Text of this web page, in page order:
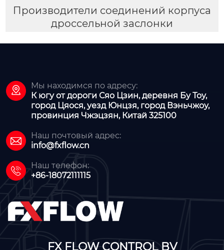
Производители соединений корпуса
дроссельной заслонки

Мы находимся по адресу:
К югу от дороги Сяо Цзин, деревня Бу Тоу,
город Цяося, уезд Юнцзя, город Вэньчжоу,
провинция Чжэцзян, Китай 325100

Наш почтовый адрес:
info@fxflow.cn

Наш телефон:
+86-18072111115
FX FLOW CONTROL BV